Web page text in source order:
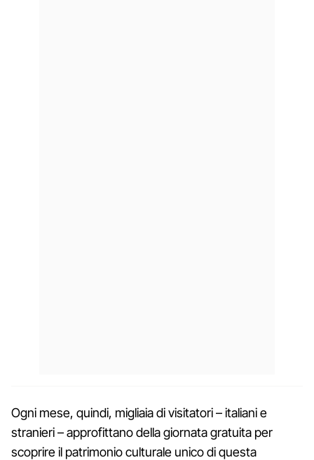
Ogni mese, quindi, migliaia di visitatori – italiani e
stranieri – approfittano della giornata gratuita per
scoprire il patrimonio culturale unico di questa